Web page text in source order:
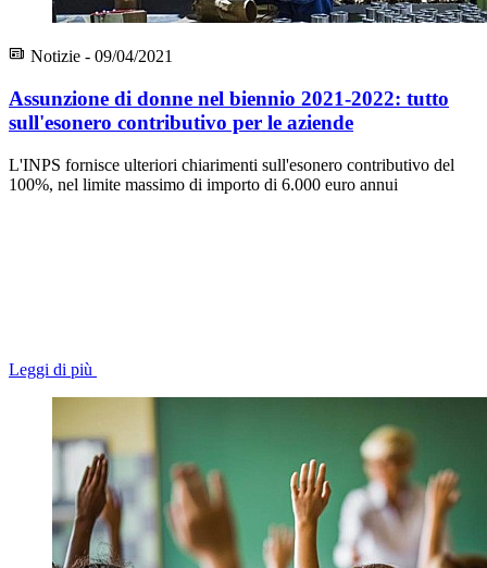
Notizie - 09/04/2021
Assunzione di donne nel biennio 2021-2022: tutto
sull'esonero contributivo per le aziende
L'INPS fornisce ulteriori chiarimenti sull'esonero contributivo del
100%, nel limite massimo di importo di 6.000 euro annui
Leggi di più